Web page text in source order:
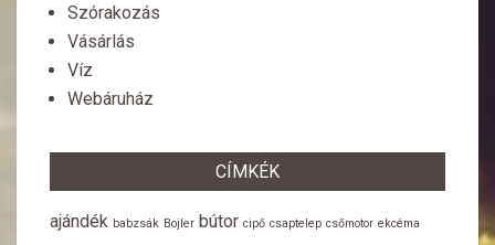
Szórakozás
Vásárlás
Víz
Webáruház
CÍMKÉK
ajándék babzsák Bojler bútor cipő csaptelep csőmotor ekcéma